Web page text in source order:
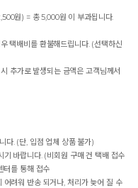
원) = 총 5,000원 이 부과됩니다.
택배비를 환불해드립니다. (선택하신
추가로 발생되는 금액은 고객님께서
다. (단, 입점 업체 상품 불가)
바랍니다. (비회원 구매 건 택배 접수
터를 통해 접수
려워 반송 되거나, 처리가 늦어 질 수